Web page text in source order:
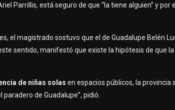
Parrillis, está seguro de que “la tiene alguien” y
el magistrado sostuvo que el de Guadalupe Belén
sentido, manifestó que existe la hipótesis de que
de niñas solas en espacios públicos, la
de Guadalupe”, pidió.